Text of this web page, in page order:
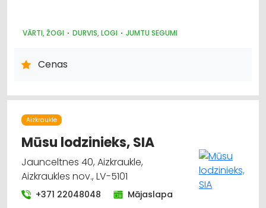
VĀRTI, ŽOGI DURVIS, LOGI JUMTU SEGUMI
Cenas
Aizkraukle
Mūsu lodzinieks, SIA
Jaunceltnes 40, Aizkraukle,
Aizkraukles nov., LV-5101
+371 22048048 Mājaslapa